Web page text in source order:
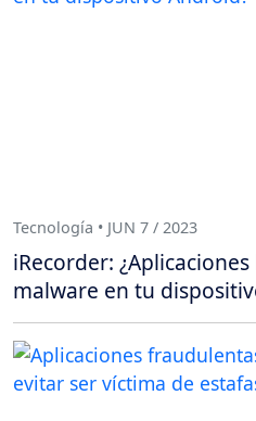
Tecnología • JUN 7 / 2023
iRecorder:
malware en tu